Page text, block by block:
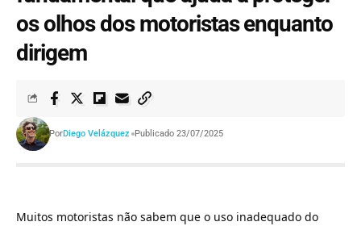
os olhos dos motoristas enquanto
dirigem
PorDiego Velázquez Publicado 23/07/2025
Muitos motoristas não sabem que o uso inadequado do